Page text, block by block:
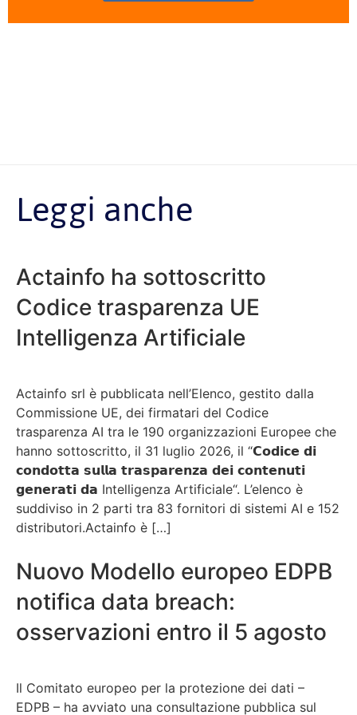
Leggi anche
Actainfo ha sottoscritto
Codice trasparenza UE
Intelligenza Artificiale
Actainfo srl è pubblicata nell’Elenco, gestito dalla
Commissione UE, dei firmatari del Codice
trasparenza AI tra le 190 organizzazioni Europee che
hanno sottoscritto, il 31 luglio 2026, il “𝗖𝗼𝗱𝗶𝗰𝗲 𝗱𝗶
𝗰𝗼𝗻𝗱𝗼𝘁𝘁𝗮 𝘀𝘂𝗹𝗹𝗮 𝘁𝗿𝗮𝘀𝗽𝗮𝗿𝗲𝗻𝘇𝗮 𝗱𝗲𝗶 𝗰𝗼𝗻𝘁𝗲𝗻𝘂𝘁𝗶
𝗴𝗲𝗻𝗲𝗿𝗮𝘁𝗶 𝗱𝗮 Intelligenza Artificiale“. L’elenco è
suddiviso in 2 parti tra 83 fornitori di sistemi AI e 152
distributori.Actainfo è […]
Nuovo Modello europeo EDPB
notifica data breach:
osservazioni entro il 5 agosto
Il Comitato europeo per la protezione dei dati –
EDPB – ha avviato una consultazione pubblica sul